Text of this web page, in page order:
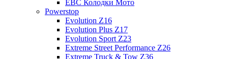
EBC Колодки Мото
Powerstop
Evolution Z16
Evolution Plus Z17
Evolution Sport Z23
Extreme Street Performance Z26
Extreme Truck & Tow Z36